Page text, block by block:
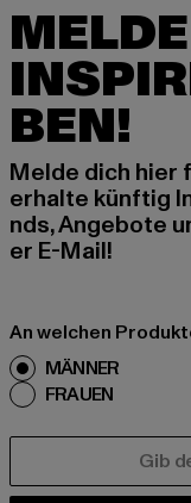
BEN!
Melde dich hier
erhalte künftig
nds, Angebote
er E-Mail!
An welchen
MÄNNER
FRAUEN